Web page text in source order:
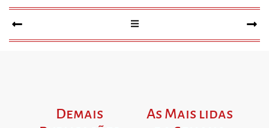
Demais
As Mais lidas